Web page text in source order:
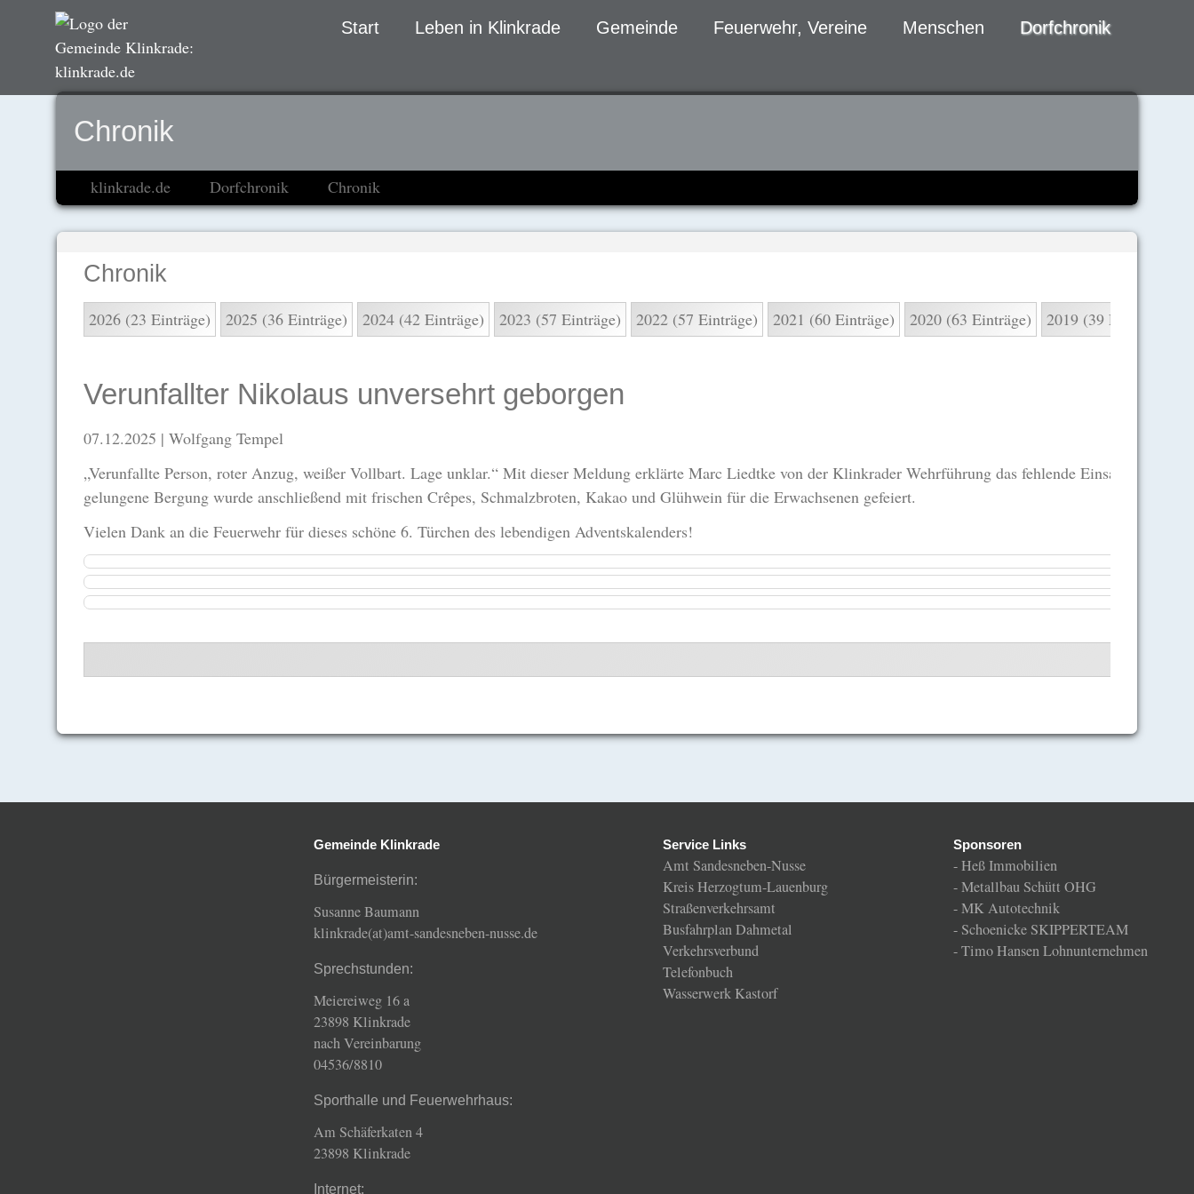
Navigation
Start Leben in Klinkrade Gemeinde Feuerwehr, Vereine Menschen Dorfchronik
Chronik
klinkrade.de Dorfchronik Chronik
Chronik
2026 (23 Einträge) 2025 (36 Einträge) 2024 (42 Einträge) 2023 (57 Einträge) 2022 (57 Einträge) 2021 (60 Einträge) 2020 (63 Einträge) 2019 (39 Einträge)
Verunfallter Nikolaus unversehrt geborgen
07.12.2025 | Wolfgang Tempel
„Verunfallte Person, roter Anzug, weißer Vollbart. Lage unklar.“ Mit dieser Meldung erklärte Marc Liedtke von der Klinkrader Wehrführung das fehlende
gelungene Bergung wurde anschließend mit frischen Crêpes, Schmalzbroten, Kakao und Glühwein für die Erwachsenen gefeiert.
Vielen Dank an die Feuerwehr für dieses schöne 6. Türchen des lebendigen Adventskalenders!
Gemeinde Klinkrade
Bürgermeisterin:
Susanne Baumann
klinkrade(at)amt-sandesneben-nusse.de
Sprechstunden:
Meiereiweg 16 a
23898 Klinkrade
nach Vereinbarung
04536/8810
Sporthalle und Feuerwehrhaus:
Am Schäferkaten 4
23898 Klinkrade
Internet:
Service Links
Amt Sandesneben-Nusse
Kreis Herzogtum-Lauenburg
Straßenverkehrsamt
Busfahrplan Dahmetal
Verkehrsverbund
Telefonbuch
Wasserwerk Kastorf
Sponsoren
-Heß Immobilien
-Metallbau Schütt OHG
-MK Autotechnik
- Schoenicke SKIPPERTEAM
-Timo Hansen Lohnunternehmen